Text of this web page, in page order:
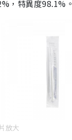
，特異度98.1%。
放大